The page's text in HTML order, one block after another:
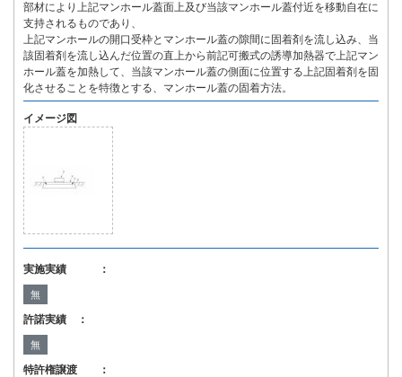
部材により上記マンホール蓋面上及び当該マンホール蓋付近を移動自在に
支持されるものであり、
上記マンホールの開口受枠とマンホール蓋の隙間に固着剤を流し込み、当
該固着剤を流し込んだ位置の直上から前記可搬式の誘導加熱器で上記マン
ホール蓋を加熱して、当該マンホール蓋の側面に位置する上記固着剤を固
化させることを特徴とする、マンホール蓋の固着方法。
イメージ図
実施実績 ：
無
許諾実績 ：
無
特許権譲渡 ：